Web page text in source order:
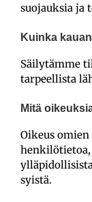
suojauksia ja
Kuinka
Säilytämme
tarpeellista
Mitä
Oikeus
syistä.